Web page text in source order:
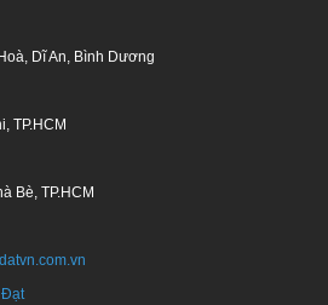
Dĩ An, Bình Dương
TP.HCM
Bè, TP.HCM
Đạt